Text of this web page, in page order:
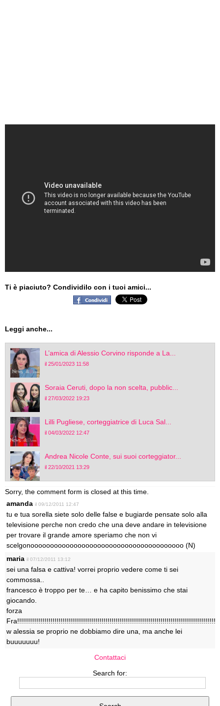
Ti è piaciuto? Condividilo con i tuoi amici...
Leggi anche...
L’amica di Alessio Corvino risponde a La...
il 25/01/2023 11:58
Soraia Ceruti, dopo la non scelta, pubblic...
il 27/03/2022 19:23
Lilli Pugliese, corteggiatrice di Luca Sal...
il 04/03/2022 12:47
Andrea Nicole Conte, sui suoi corteggiator...
il 22/10/2021 13:29
Sorry, the comment form is closed at this time.
amanda il 09/12/2011 12:47
tu e tua sorella siete solo delle false e bugiarde pensate solo alla
televisione perche non credo che una deve andare in televisione
per trovare il grande amore speriamo che non vi
scelgonooooooooooooooooooooooooooooooooooooooo (N)
maria il 07/12/2011 13:12
sei una falsa e cattiva! vorrei proprio vedere come ti sei
commossa..
francesco è troppo per te… e ha capito benissimo che stai
giocando.
forza
w alessia se proprio ne dobbiamo dire una, ma anche lei
buuuuuuu!
Contattaci
Search for: